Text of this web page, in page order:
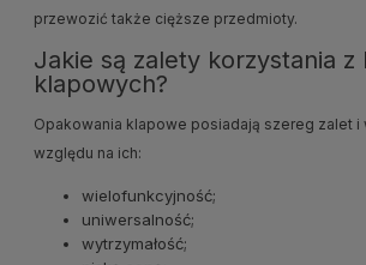
przewozić także cięższe przedmioty.
Jakie są zalety korzystania z
klapowych?
Opakowania klapowe posiadają szereg zalet i
względu na ich:
wielofunkcyjność;
uniwersalność;
wytrzymałość;